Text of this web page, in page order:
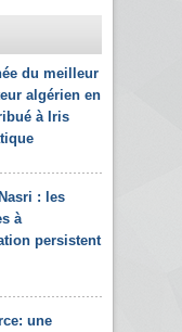
du meilleur
algérien en
à Iris
: les
à
persistent
une